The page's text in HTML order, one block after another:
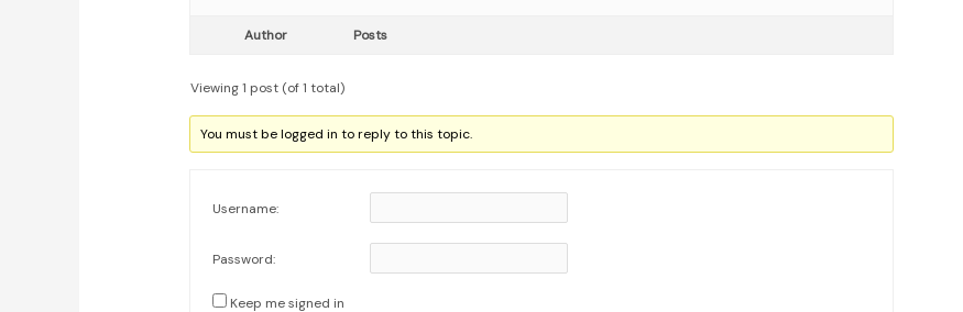
Author Posts
Viewing 1 post (of 1 total)
You must be logged in to reply to this topic.
Username:
Password:
Keep me signed in